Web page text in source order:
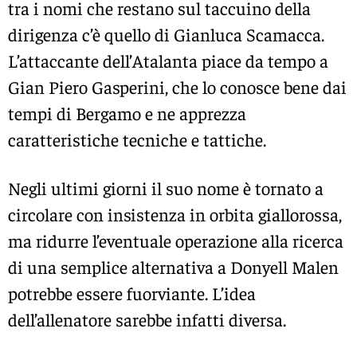
tra i nomi che restano sul taccuino della
dirigenza c’è quello di Gianluca Scamacca.
L’attaccante dell’Atalanta piace da tempo a
Gian Piero Gasperini, che lo conosce bene dai
tempi di Bergamo e ne apprezza
caratteristiche tecniche e tattiche.
Negli ultimi giorni il suo nome è tornato a
circolare con insistenza in orbita giallorossa,
ma ridurre l’eventuale operazione alla ricerca
di una semplice alternativa a Donyell Malen
potrebbe essere fuorviante. L’idea
dell’allenatore sarebbe infatti diversa.